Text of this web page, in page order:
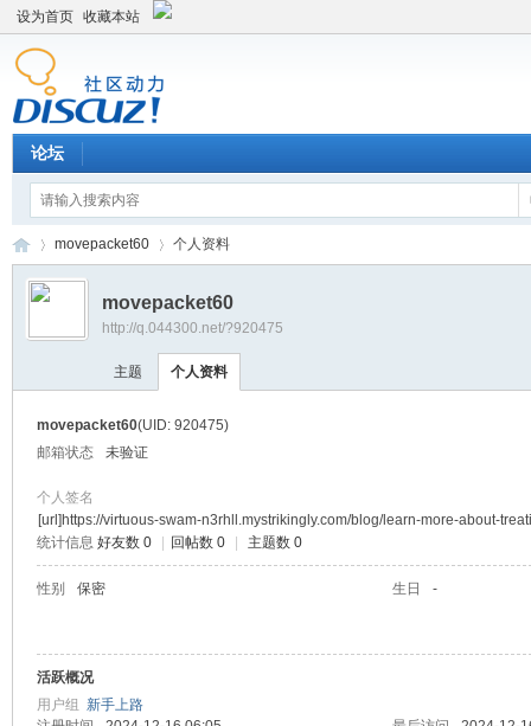
设为首页 收藏本站
论坛
›
movepacket60 个人资料
movepacket60
http://q.044300.net/?920475
主题 个人资料
movepacket60(UID: 920475)
邮箱状态
未验证
个人签名
[url]https://virtuous-swam-n3rhll.mystrikingly.com/blog/learn-more-about-
统计信息 好友数 0 回帖数 0 主题数 0
性别 保密 生日 -
活跃概况
用户组 新手上路